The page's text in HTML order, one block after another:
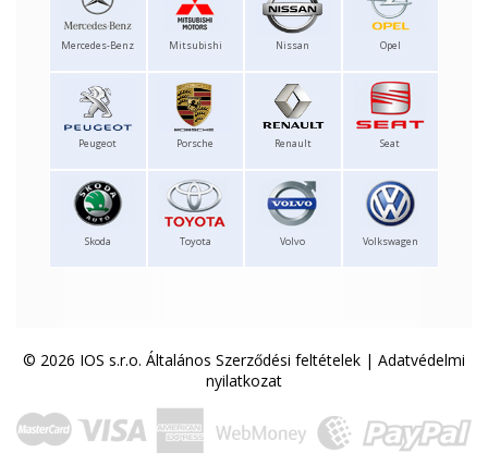
Mercedes-Benz Mitsubishi Nissan Opel
Peugeot Porsche Renault Seat
Skoda Toyota Volvo Volkswagen
© 2026 IOS s.r.o. Általános Szerződési feltételek | Adatvédelmi
nyilatkozat